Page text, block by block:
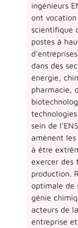
ingénieurs
ont
scientifique
postes à
dans des
énergie,
pharmacie,
sein de
amènent
à être
exercer des
production.
optimale de
génie
acteurs de
entreprise